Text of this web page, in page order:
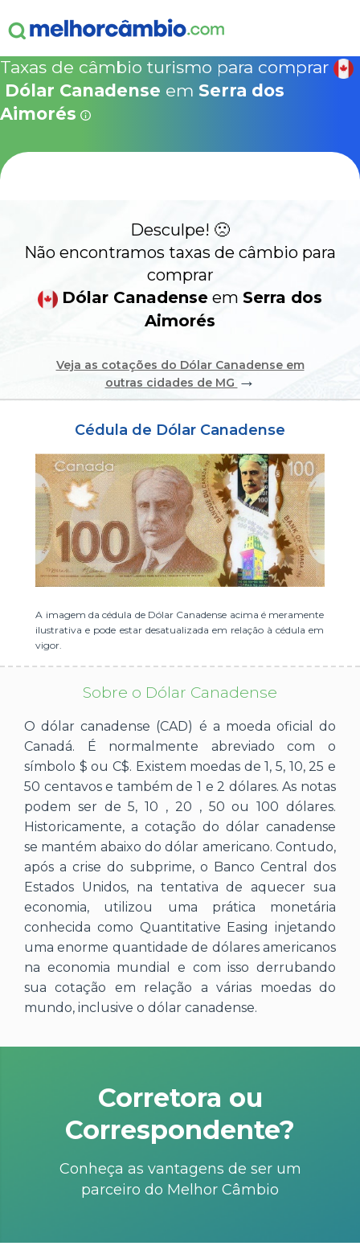
15% Seguro Viagem 15% Proteção de Bagagem
SegurosPromo.com.br
NOVA COTAÇÃO
COMO FUNCIONA
DÓLAR CANADENSE HOJE
CONTA INTERNACIONAL NOVO
ÁREA DO CLIENTE
ou cadastre-se se ainda não tem registro:
Taxas de câmbio turismo para comprar
Dólar Canadense em Serra dos
Aimorés
Desculpe! 🙁
Não encontramos taxas de câmbio para
comprar
Dólar Canadense em Serra dos
Aimorés
Veja as cotações do Dólar Canadense em
outras cidades de MG →
Cédula de Dólar Canadense
A imagem da cédula de Dólar Canadense acima é meramente
ilustrativa e pode estar desatualizada em relação à cédula em
vigor.
Sobre o Dólar Canadense
O dólar canadense (CAD) é a moeda oficial do
Canadá. É normalmente abreviado com o
símbolo $ ou C$. Existem moedas de 1, 5, 10, 25 e
50 centavos e também de 1 e 2 dólares. As notas
podem ser de 5, 10 , 20 , 50 ou 100 dólares.
Historicamente, a cotação do dólar canadense
se mantém abaixo do dólar americano. Contudo,
após a crise do subprime, o Banco Central dos
Estados Unidos, na tentativa de aquecer sua
economia, utilizou uma prática monetária
conhecida como Quantitative Easing injetando
uma enorme quantidade de dólares americanos
na economia mundial e com isso derrubando
sua cotação em relação a várias moedas do
mundo, inclusive o dólar canadense.
Corretora ou
Correspondente?
Conheça as vantagens de ser um
parceiro do Melhor Câmbio